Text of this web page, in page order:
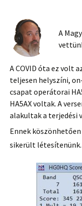
A
A COVID óta ez volt
teljesen helyszíni,
csapat operátorai
HA5AX voltak. A
alakultak a terjedési
Ennek köszönhetően
sikerült létesítenünk.